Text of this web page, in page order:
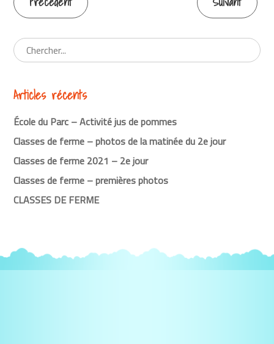
Continuer
la
lecture
Articles récents
École du Parc – Activité jus de pommes
Classes de ferme – photos de la matinée du 2e jour
Classes de ferme 2021 – 2e jour
Classes de ferme – premières photos
CLASSES DE FERME